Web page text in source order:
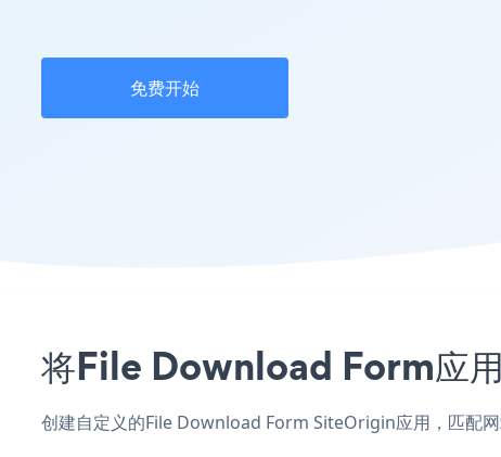
免费开始
将File Download Form应
创建自定义的File Download Form SiteOrigin应用，匹配